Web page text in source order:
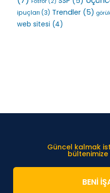
ipuçları (3) Trendler (5)
web sitesi (4)
Güncel kalmak
BENİ